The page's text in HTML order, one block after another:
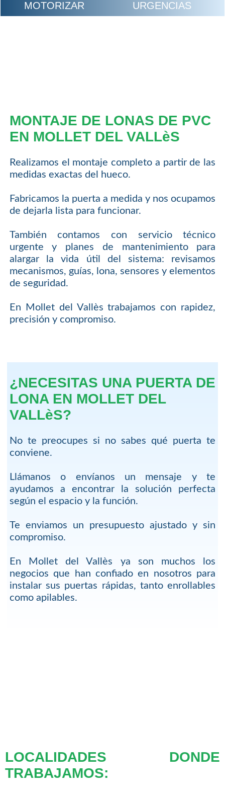
MOTORIZAR
URGENCIAS
MONTAJE DE LONAS DE PVC
EN MOLLET DEL VALLèS
Realizamos el montaje completo a partir de las
medidas exactas del hueco.
Fabricamos la puerta a medida y nos ocupamos
de dejarla lista para funcionar.
También contamos con servicio técnico
urgente y planes de mantenimiento para
alargar la vida útil del sistema: revisamos
mecanismos, guías, lona, sensores y elementos
de seguridad.
En Mollet del Vallès trabajamos con rapidez,
precisión y compromiso.
¿NECESITAS UNA PUERTA DE
LONA EN MOLLET DEL
VALLèS?
No te preocupes si no sabes qué puerta te
conviene.
Llámanos o envíanos un mensaje y te
ayudamos a encontrar la solución perfecta
según el espacio y la función.
Te enviamos un presupuesto ajustado y sin
compromiso.
En Mollet del Vallès ya son muchos los
negocios que han confiado en nosotros para
instalar sus puertas rápidas, tanto enrollables
como apilables.
LOCALIDADES DONDE
TRABAJAMOS: